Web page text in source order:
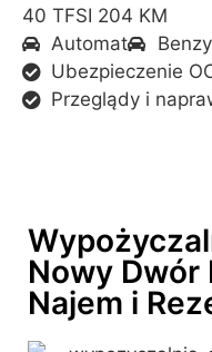
40 TFSI 204 KM
Automat
Ubezpieczenie
Przeglądy i
Nowy
Najem i